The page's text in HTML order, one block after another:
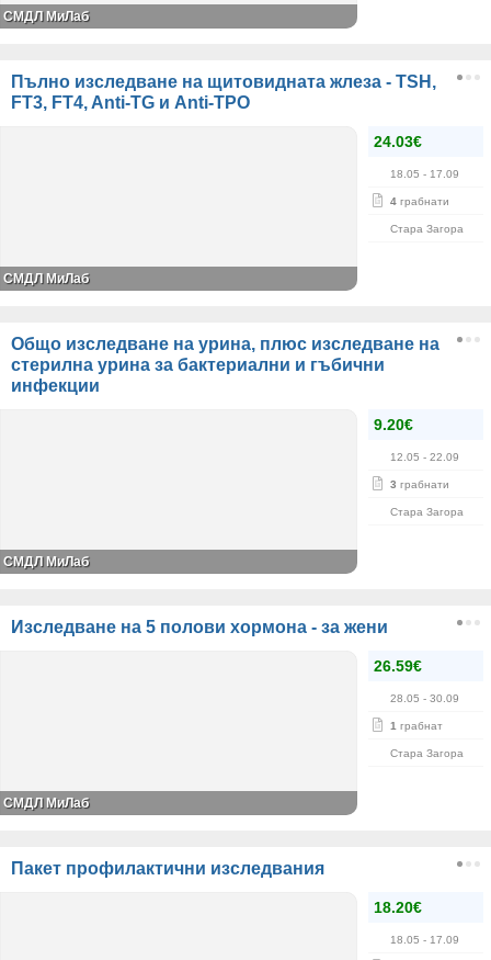
СМДЛ МиЛаб
Пълно изследване на щитовидната жлеза - TSH,
FT3, FT4, Anti-TG и Anti-TPO
24.03€
18.05 - 17.09
4 грабнати
Стара Загора
СМДЛ МиЛаб
Общо изследване на урина, плюс изследване на
стерилна урина за бактериални и гъбични
инфекции
9.20€
12.05 - 22.09
3 грабнати
Стара Загора
СМДЛ МиЛаб
Изследване на 5 полови хормона - за жени
26.59€
28.05 - 30.09
1 грабнат
Стара Загора
СМДЛ МиЛаб
Пакет профилактични изследвания
18.20€
18.05 - 17.09